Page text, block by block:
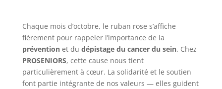
Chaque mois d’octobre, le ruban rose s’affiche
fièrement pour rappeler l’importance de la
préventionet du dépistage du cancer du sein. Chez
PROSENIORS, cette cause nous tient
particulièrement à cœur. La solidarité et le soutien
font partie intégrante de nos valeurs — elles guident